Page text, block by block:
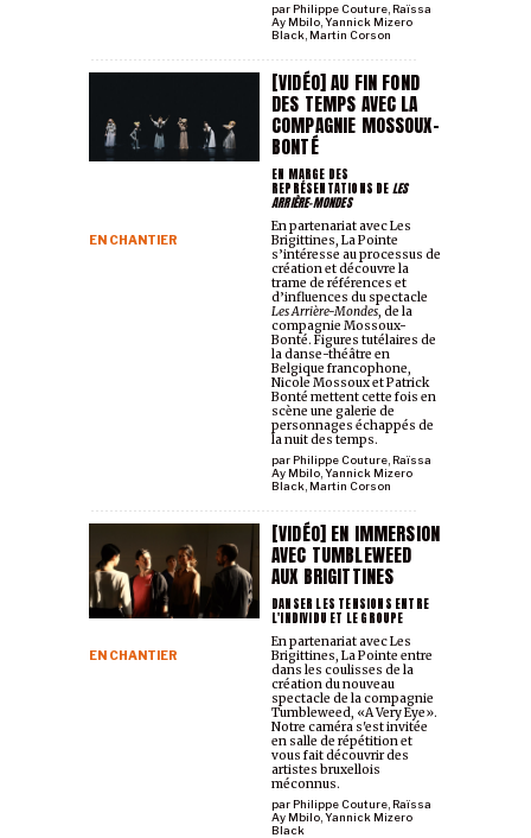
parPhilippe Couture Raïssa
Ay Mbilo Yannick Mizero
Black Martin Corson
[VIDÉO] AU FIN FOND
DES TEMPS AVEC LA
COMPAGNIE MOSSOUX-
BONTÉ
EN MARGE DES
REPRÉSENTATIONS DE LES
ARRIÈRE-MONDES
EN CHANTIER
parPhilippe Couture Raïssa
Ay Mbilo Yannick Mizero
Black Martin Corson
En partenariat avec Les
Brigittines, La Pointe
s’intéresse au processus de
création et découvre la
trame de références et
d’influences du spectacle
Les Arrière-Mondes, de la
compagnie Mossoux-
Bonté. Figures tutélaires de
la danse-théâtre en
Belgique francophone,
Nicole Mossoux et Patrick
Bonté mettent cette fois en
scène une galerie de
personnages échappés de
la nuit des temps.
[VIDÉO] EN IMMERSION
AVEC TUMBLEWEED
AUX BRIGITTINES
DANSER LES TENSIONS ENTRE
L'INDIVIDU ET LE GROUPE
EN CHANTIER
parPhilippe Couture Raïssa
Ay Mbilo Yannick Mizero
Black
En partenariat avec Les
Brigittines, La Pointe entre
dans les coulisses de la
création du nouveau
spectacle de la compagnie
Tumbleweed, «A Very Eye».
Notre caméra s'est invitée
en salle de répétition et
vous fait découvrir des
artistes bruxellois
méconnus.